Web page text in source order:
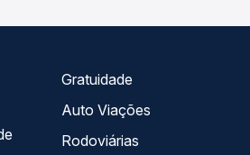
Gratuidade
Auto Viações
Rodoviárias